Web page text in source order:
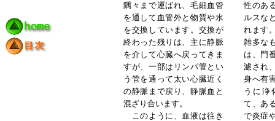
隅々まで運ばれ、毛細血管
を通して血管外と物質や水
を交換しています。交換が
終わった残りは、主に静脈
を介して心臓へ戻ってきま
すが、一部はリンパ管とい
う管を通って太い心臓近く
の静脈まで戻り、静脈血と
混ざり合います。
このように、血液は往き
性のあ
ルスな
れます
雑多な
は、門
濾され
身へ有
うに浄
て、あ
で炎症